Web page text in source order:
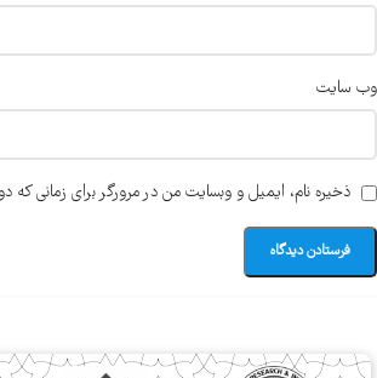
وب‌ سایت
ذخیره نام، ایمیل و وبسایت من در مرورگر برای زمانی که